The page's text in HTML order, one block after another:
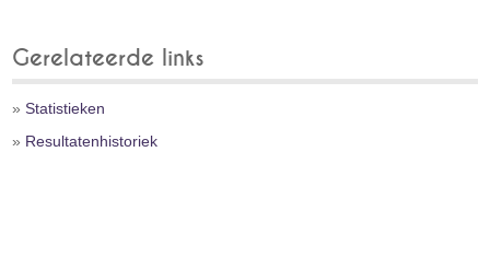
Gerelateerde links
»Statistieken
» Resultatenhistoriek